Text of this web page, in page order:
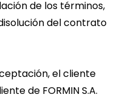
de los términos,
del contrato
el cliente
de FORMIN S.A.